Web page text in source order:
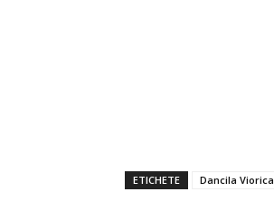
ETICHETE Dancila Viorica